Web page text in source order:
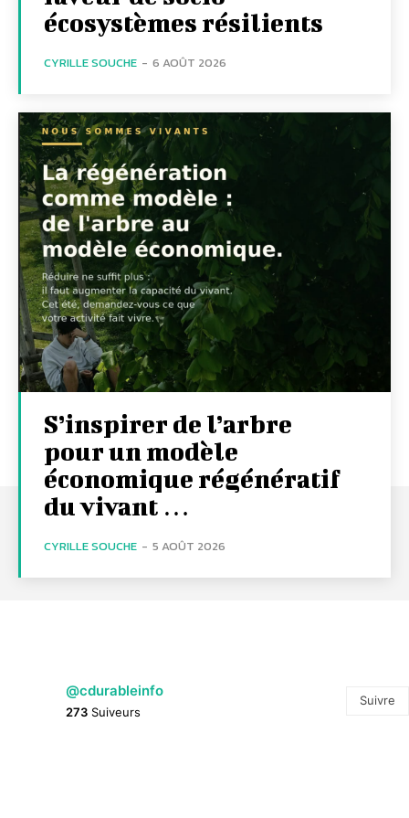
écosystèmes résilients
CYRILLE SOUCHE - 6 AOÛT 2026
S’inspirer de l’arbre
pour un modèle
économique régénératif
du vivant …
CYRILLE SOUCHE - 5 AOÛT 2026
@cdurableinfo
273 Suiveurs
Suivre